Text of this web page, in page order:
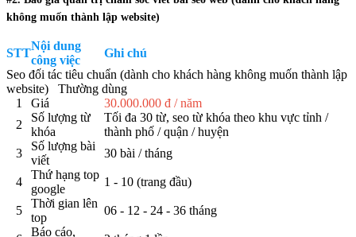
không muốn thành lập website)
STT
Nội dung
công việc
Ghi chú
Seo đối tác tiêu chuẩn (dành cho khách hàng không muốn thành lập
website) Thường dùng
1
Giá
30.000.000 đ / năm
2
Số lượng từ
khóa
Tối đa 30 từ, seo từ khóa theo khu vực tỉnh /
thành phố / quận / huyện
3
Số lượng bài
viết
30 bài / tháng
4
Thứ hạng top
google
1 - 10 (trang đầu)
5
Thời gian lên
top
06 - 12 - 24 - 36 tháng
Báo cáo,